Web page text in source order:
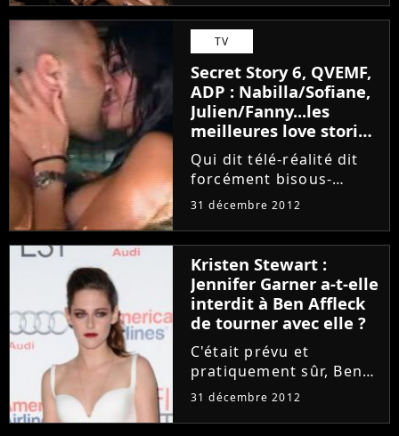
Ca pourrait ressembler
à une blague mais c'est
bel et bien officiel
puisque le rappeur a
d'abord...
TV
Secret Story 6, QVEMF,
ADP : Nabilla/Sofiane,
Julien/Fanny...les
meilleures love stories
de 2012 !
Qui dit télé-réalité dit
forcément bisous-
bisous ! Et l'année 2012
exception.
PurefansNews vous a
préparé un top 5 des
plus belles love stories
de la télé-réalité....
31 décembre 2012
Kristen Stewart :
Jennifer Garner a-t-elle
interdit à Ben Affleck
de tourner avec elle ?
C'était prévu et
pratiquement sûr, Ben
Affleck devait jouer aux
Stewart dans le film
31 décembre 2012